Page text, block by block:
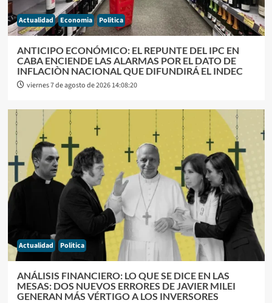
Actualidad Economia Politica
ANTICIPO ECONÓMICO: EL REPUNTE DEL IPC EN
CABA ENCIENDE LAS ALARMAS POR EL DATO DE
INFLACIÒN NACIONAL QUE DIFUNDIRÁ EL INDEC
viernes 7 de agosto de 2026 14:08:20
Actualidad Politica
ANÁLISIS FINANCIERO: LO QUE SE DICE EN LAS
MESAS: DOS NUEVOS ERRORES DE JAVIER MILEI
GENERAN MÁS VÉRTIGO A LOS INVERSORES